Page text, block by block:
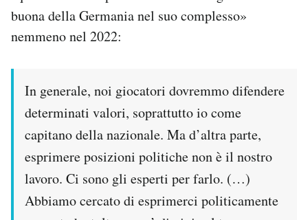
buona della Germania nel suo complesso»
nemmeno nel 2022:
In generale, noi giocatori dovremmo difendere
determinati valori, soprattutto io come
capitano della nazionale. Ma d’altra parte,
esprimere posizioni politiche non è il nostro
lavoro. Ci sono gli esperti per farlo. (…)
Abbiamo cercato di esprimerci politicamente